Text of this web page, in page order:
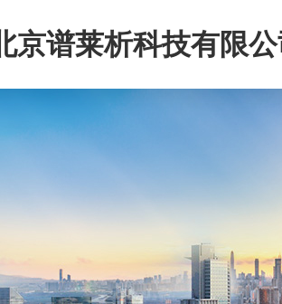
京谱莱析科技有限